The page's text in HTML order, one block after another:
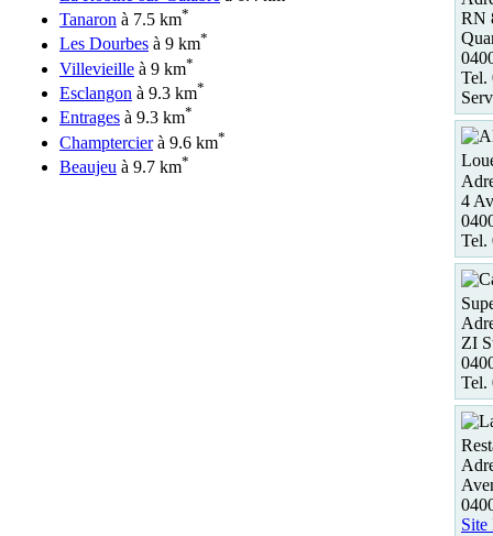
Tanaron à 7.5 km*
Les Dourbes à 9 km*
Villevieille à 9 km*
Esclangon à 9.3 km*
Entrages à 9.3 km*
Champtercierà 9.6 km*
Beaujeu à 9.7 km*
RN
Tel.
4
Tel.
ZI
Tel.
Site